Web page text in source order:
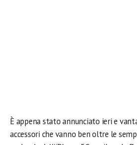
È appena stato annunciato ieri e
accessori che vanno ben oltre le